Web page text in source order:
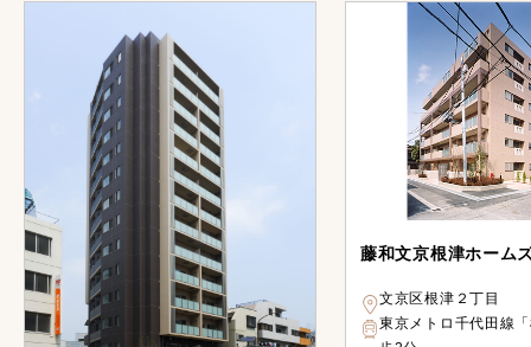
藤和文京根津ホーム
文京区根津２丁目
東京メトロ千代田線